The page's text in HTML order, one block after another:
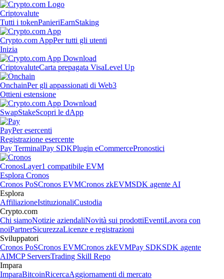
Criptovalute
Tutti i tokenPanieriEarnStaking
Crypto.com AppPer tutti gli utenti
Inizia
CriptovaluteCarta prepagata VisaLevel Up
OnchainPer gli appassionati di Web3
Ottieni estensione
SwapStakeScopri le dApp
PayPer esercenti
Registrazione esercente
Pay TerminalPay SDKPlugin eCommercePronostici
CronosLayer1 compatibile EVM
Esplora Cronos
Cronos PoSCronos EVMCronos zkEVMSDK agente AI
Esplora
AffiliazioneIstituzionaliCustodia
Crypto.com
Chi siamoNotizie aziendaliNovità sui prodottiEventiLavora con
noiPartnerSicurezzaLicenze e registrazioni
Sviluppatori
Cronos PoSCronos EVMCronos zkEVMPay SDKSDK agente
AIMCP ServersTrading Skill Repo
Impara
ImparaBitcoinRicercaAggiornamenti di mercato